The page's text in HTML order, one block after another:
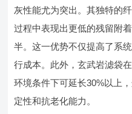
灰性能尤为突出。其独特的
过程中表现出更低的残留附
半。这一优势不仅提高了系
行成本。此外，玄武岩滤袋
环境条件下可延长30%以上
定性和抗老化能力。